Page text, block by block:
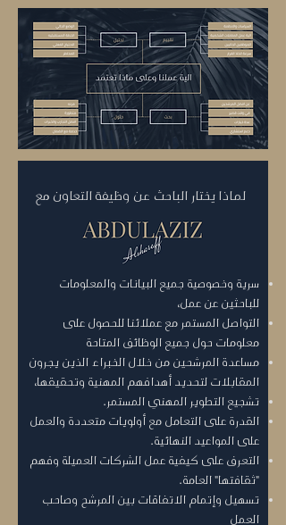
لماذا يختار الباحث عن وظيفة التعاون مع
سرية وخصوصية جميع البيانات والمعلومات
للباحثين عن عمل،
التواصل المستمر مع عملائنا للحصول على
معلومات حول جميع الوظائف المتاحة
مساعدة المرشحين من خلال الخبراء الذين يجرون
المقابلات لتحديد أهدافهم المهنية وتحقيقها،
تشجيع التطوير المهني المستمر.
القدرة على التعامل مع أولويات متعددة والعمل
على المواعيد النهائية.
التعرف على كيفية عمل الشركات العميلة وفهم
"ثقافتها" العامة.
تسهيل وإتمام الاتفاقات بين المرشح وصاحب
العمل